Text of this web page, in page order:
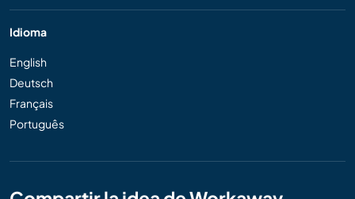
Idioma
English
Deutsch
Français
Português